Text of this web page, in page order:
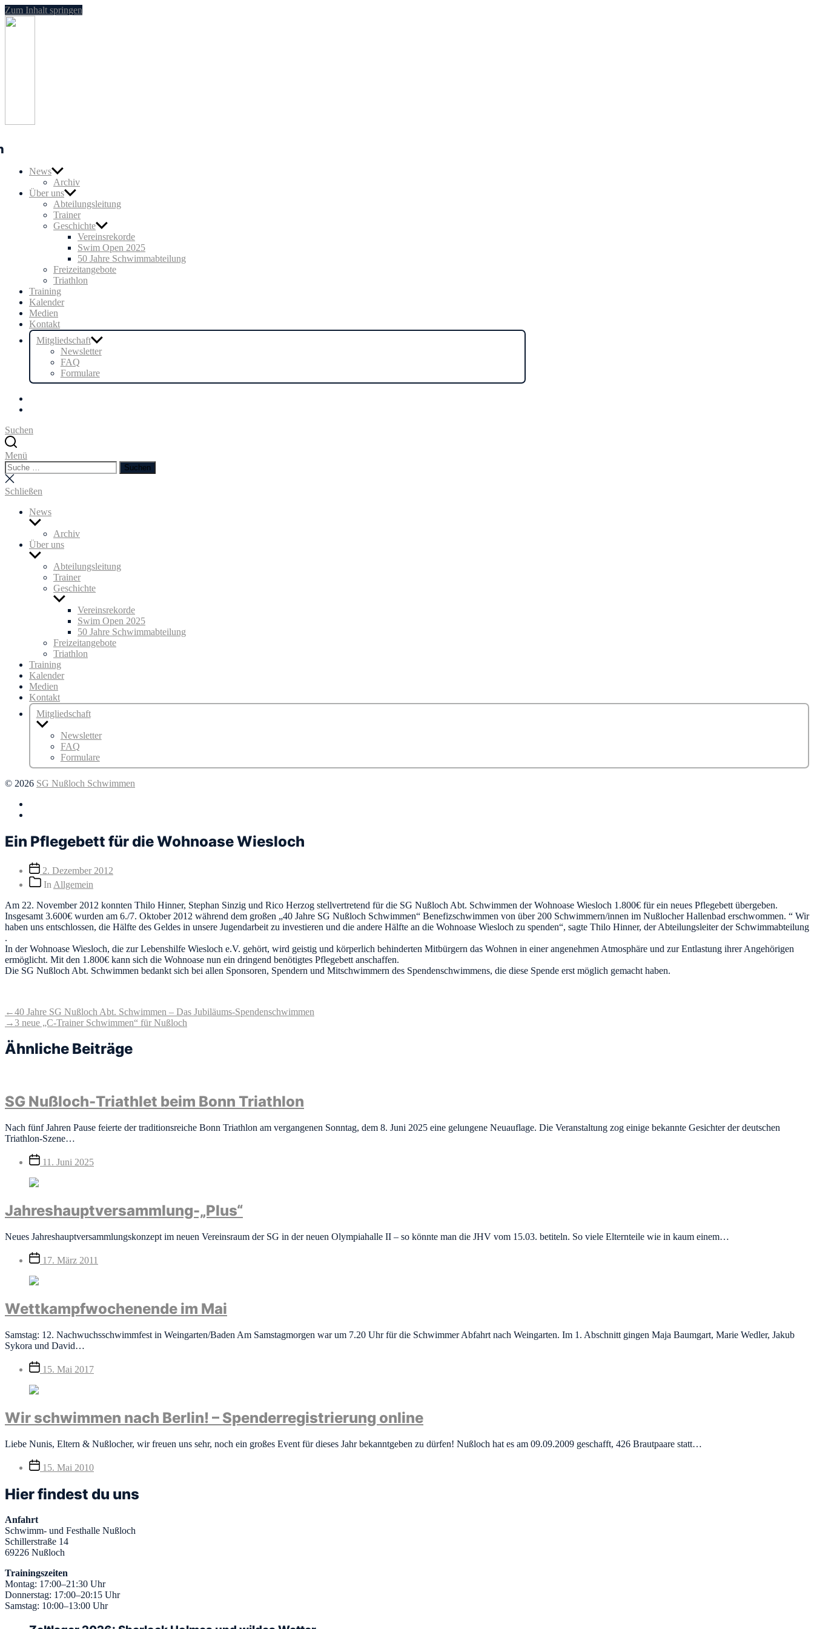
Zum Inhalt springen
News
Archiv
Über uns
Abteilungsleitung
Trainer
Geschichte
Vereinsrekorde
Swim Open 2025
50 Jahre Schwimmabteilung
Freizeitangebote
Triathlon
Training
Kalender
Medien
Kontakt
Mitgliedschaft
Newsletter
FAQ
Formulare
Suchen
Menü
Suchen
nach:
Suchen
Suche
schließen
Schließen
News
Untermenü
anzeigenArchiv
Über uns
Untermenü
anzeigenAbteilungsleitung
Trainer
Geschichte
Untermenü
anzeigenVereinsrekorde
Swim Open 2025
50 Jahre Schwimmabteilung
Freizeitangebote
Triathlon
Training
Kalender
Medien
Kontakt
Mitgliedschaft
Untermenü
anzeigenNewsletter
FAQ
Formulare
© 2026 SG Nußloch Schwimmen
Ein Pflegebett für die Wohnoase Wiesloch
Veröffentlichungsdatum
2. Dezember 2012
Beitragskategorien
In Allgemein
Am 22. November 2012 konnten Thilo Hinner, Stephan Sinzig und Rico Herzog stellvertretend für die SG Nußloch Abt. Schwimmen der Wohnoase Wiesloch 1.800€ für ein neues Pflegebett übergeben.
Insgesamt 3.600€ wurden am 6./7. Oktober 2012 während dem großen „40 Jahre SG Nußloch Schwimmen“ Benefizschwimmen von über 200 Schwimmern/innen im Nußlocher Hallenbad erschwommen. “ Wir
haben uns entschlossen, die Hälfte des Geldes in unsere Jugendarbeit zu investieren und die andere Hälfte an die Wohnoase Wiesloch zu spenden“, sagte Thilo Hinner, der Abteilungsleiter der Schwimmabteilung
.
In der Wohnoase Wiesloch, die zur Lebenshilfe Wiesloch e.V. gehört, wird geistig und körperlich behinderten Mitbürgern das Wohnen in einer angenehmen Atmosphäre und zur Entlastung ihrer Angehörigen
ermöglicht. Mit den 1.800€ kann sich die Wohnoase nun ein dringend benötigtes Pflegebett anschaffen.
Die SG Nußloch Abt. Schwimmen bedankt sich bei allen Sponsoren, Spendern und Mitschwimmern des Spendenschwimmens, die diese Spende erst möglich gemacht haben.
Beitragsnavigation
←Vorheriger
Beitrag:
40 Jahre SG Nußloch Abt. Schwimmen – Das Jubiläums-Spendenschwimmen
→ Nächster
3 neue „C-Trainer Schwimmen“ für Nußloch
Ähnliche Beiträge
SG Nußloch-Triathlet beim Bonn Triathlon
Nach fünf Jahren Pause feierte der traditionsreiche Bonn Triathlon am vergangenen Sonntag, dem 8. Juni 2025 eine gelungene Neuauflage. Die Veranstaltung zog einige bekannte Gesichter der deutschen
Triathlon-Szene…
Veröffentlichungsdatum
11. Juni 2025
Jahreshauptversammlung-„Plus“
Neues Jahreshauptversammlungskonzept im neuen Vereinsraum der SG in der neuen Olympiahalle II – so könnte man die JHV vom 15.03. betiteln. So viele Elternteile wie in kaum einem…
Veröffentlichungsdatum
17. März 2011
Wettkampfwochenende im Mai
Samstag: 12. Nachwuchsschwimmfest in Weingarten/Baden Am Samstagmorgen war um 7.20 Uhr für die Schwimmer Abfahrt nach Weingarten. Im 1. Abschnitt gingen Maja Baumgart, Marie Wedler, Jakub
Sykora und David…
Veröffentlichungsdatum
15. Mai 2017
Wir schwimmen nach Berlin! – Spenderregistrierung online
Liebe Nunis, Eltern & Nußlocher, wir freuen uns sehr, noch ein großes Event für dieses Jahr bekanntgeben zu dürfen! Nußloch hat es am 09.09.2009 geschafft, 426 Brautpaare statt…
Veröffentlichungsdatum
15. Mai 2010
Hier findest du uns
Anfahrt
Schwimm- und Festhalle Nußloch
Schillerstraße 14
69226 Nußloch
Trainingszeiten
Montag: 17:00–21:30 Uhr
Donnerstag: 17:00–20:15 Uhr
Samstag: 10:00–13:00 Uhr